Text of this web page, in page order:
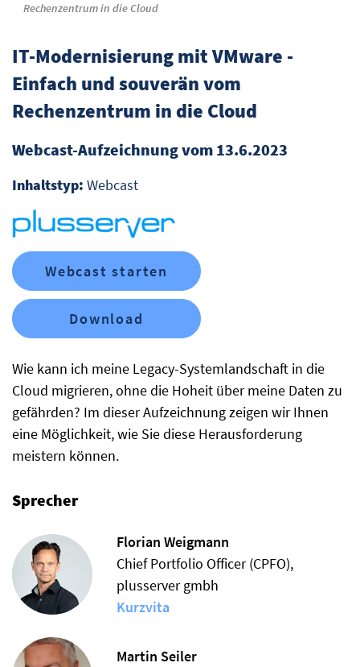
Rechenzentrum in die Cloud
Wie kann ich meine Legacy-Systemlandschaft in die
Cloud migrieren, ohne die Hoheit über meine Daten zu
gefährden? Im dieser Aufzeichnung zeigen wir Ihnen
eine Möglichkeit, wie Sie diese Herausforderung
meistern können.
Sprecher
Florian Weigmann
Chief Portfolio Officer (CPFO),
plusserver gmbh
Kurzvita
Martin Seiler
IT-Modernisierung mit VMware -
Einfach und souverän vom
Rechenzentrum in die Cloud
Webcast-Aufzeichnung vom 13.6.2023
Inhaltstyp: Webcast
Webcast starten
Download